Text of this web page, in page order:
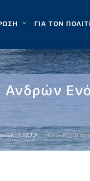
ΓΙΑ ΤΟΝ
Ανδρών
ΕΔ&ΣΑ Αγώνες